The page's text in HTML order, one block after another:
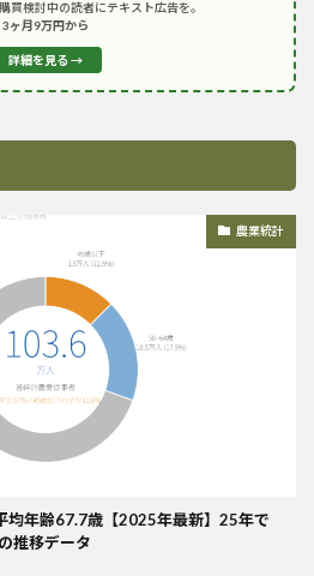
買検討中の読者にテキスト広告を。
3ヶ月9万円から
詳細を見る →
農業統計
均年齢67.7歳【2025年最新】25年で
推移データ